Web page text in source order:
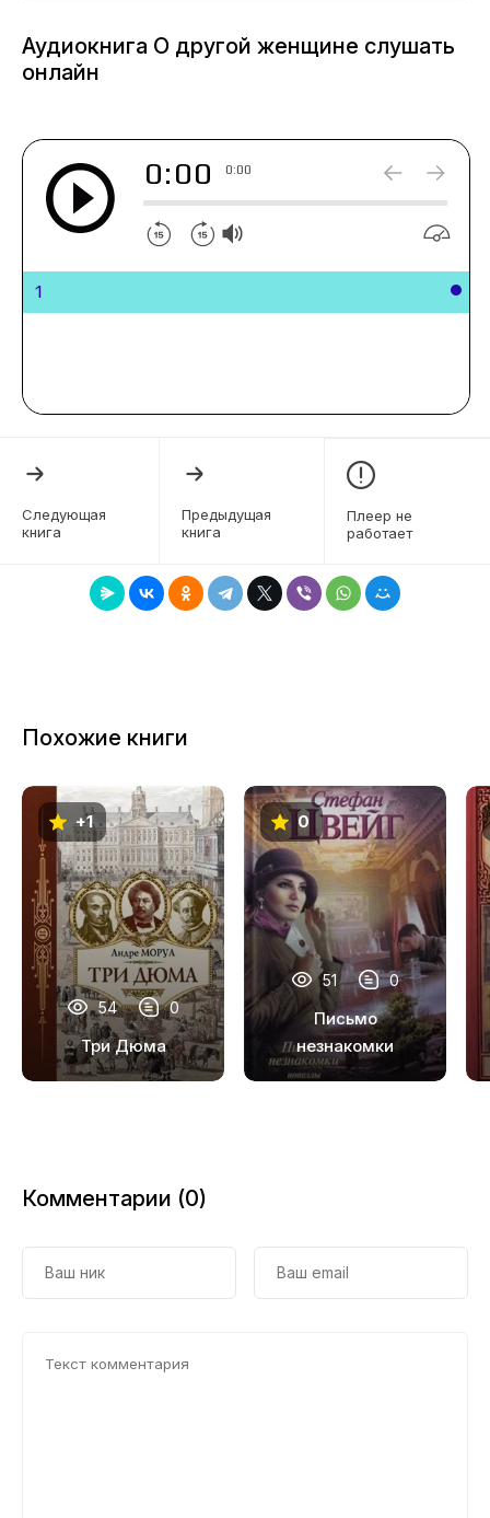
которые могут быть полезны не только
Аудиокнига О другой женщине слушать
онлайн
0:00 0:00
1
Следующая
книга
Предыдущая
книга
Плеер не
работает
Похожие книги
+1
54 0
Три Дюма
0
51 0
Письмо
незнакомки
Комментарии (0)